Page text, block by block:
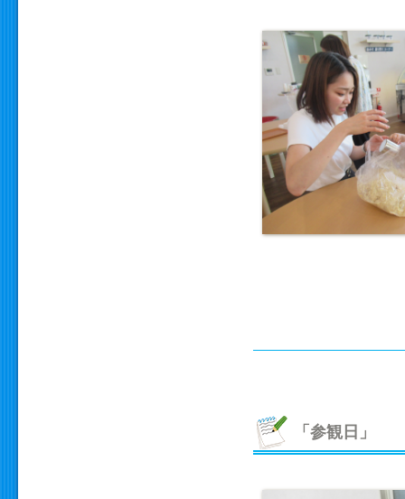
「参観日」